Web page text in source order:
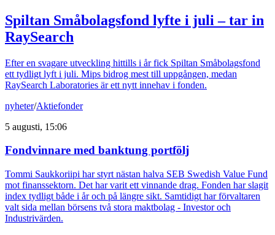
Spiltan Småbolagsfond lyfte i juli – tar in
RaySearch
Efter en svagare utveckling hittills i år fick Spiltan Småbolagsfond
ett tydligt lyft i juli. Mips bidrog mest till uppgången, medan
RaySearch Laboratories är ett nytt innehav i fonden.
nyheter/Aktiefonder
5 augusti, 15:06
Fondvinnare med banktung portfölj
Tommi Saukkoriipi har styrt nästan halva SEB Swedish Value Fund
mot finanssektorn. Det har varit ett vinnande drag. Fonden har slagit
index tydligt både i år och på längre sikt. Samtidigt har förvaltaren
valt sida mellan börsens två stora maktbolag - Investor och
Industrivärden.